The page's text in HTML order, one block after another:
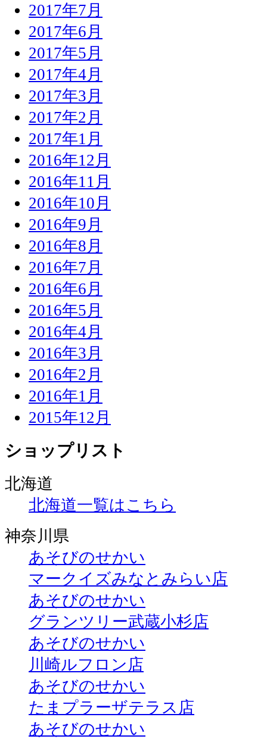
2017年7月
2017年6月
2017年5月
2017年4月
2017年3月
2017年2月
2017年1月
2016年12月
2016年11月
2016年10月
2016年9月
2016年8月
2016年7月
2016年6月
2016年5月
2016年4月
2016年3月
2016年2月
2016年1月
2015年12月
ショップリスト
北海道
北海道一覧はこちら
神奈川県
あそびのせかい
マークイズみなとみらい店
あそびのせかい
グランツリー武蔵小杉店
あそびのせかい
川崎ルフロン店
あそびのせかい
たまプラーザテラス店
あそびのせかい